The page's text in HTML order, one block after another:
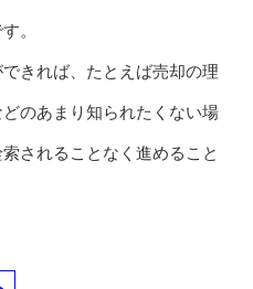
。
きれば、たとえば売却の理
のあまり知られたくない場
されることなく進めること